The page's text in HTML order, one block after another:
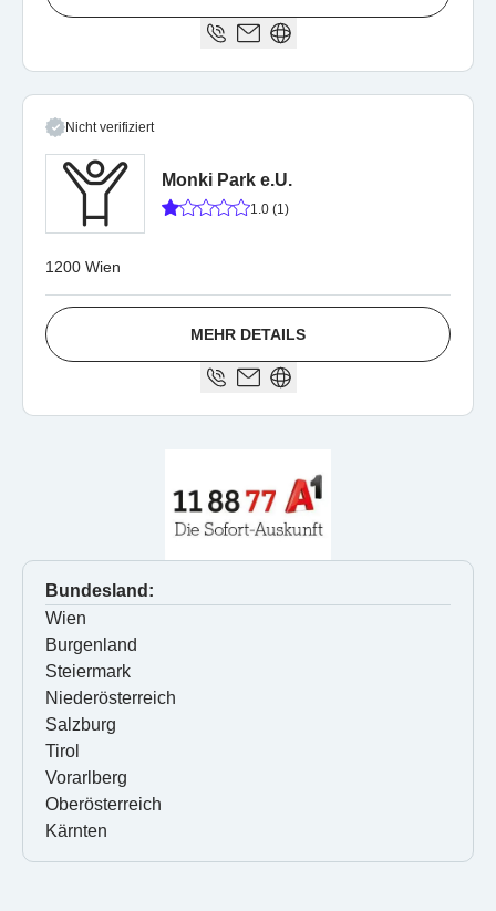
Nicht verifiziert
Monki Park e.U.
1.0 (1)
1200 Wien
MEHR DETAILS
Bundesland:
Wien
Burgenland
Steiermark
Niederösterreich
Salzburg
Tirol
Vorarlberg
Oberösterreich
Kärnten